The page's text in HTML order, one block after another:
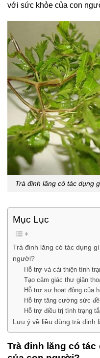
với sức khỏe của con
Trà đinh lăng có tác dụng
Mục Lục
Trà đinh lăng có tác dụng
người?
Hỗ trợ và cải thiện tình
Tạo cảm giác thư giãn
Hỗ trợ sự hoạt động của
Hỗ trợ tăng cường sức
Hỗ trợ điều trị tình trạng
Lưu ý về liều dùng trà đinh
Trà đinh lăng có